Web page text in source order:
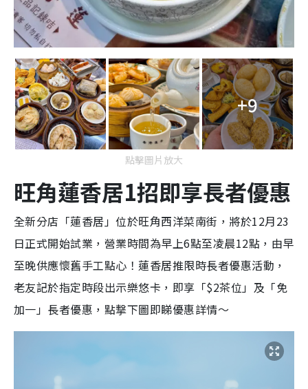
+9
點擊圖片放大
旺角蓮香居1招即享長者優惠
全新分店「蓮香居」位於旺角西洋菜南街，將於12月23
日正式開始試業，營業時間為早上6點至凌晨12點，由早
至晚供應懷舊手工點心！蓮香居推限時長者優惠活動，
老友記於指定時段出示樂悠卡，即享「$2茶位」及「免
加一」長者優惠，點撃下圖即睇優惠詳情～